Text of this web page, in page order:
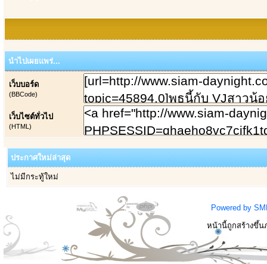
นำไปเผยแพร่...
เว็บบอร์ด
(BBCode)
เว็บไซต์ทั่วไป
(HTML)
ประกาศใหม่ล่าสุด
ไม่มีกระทู้ใหม่
Powered by
หน้านี้ถูกสร้างขึ้น